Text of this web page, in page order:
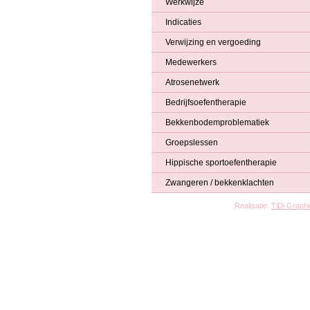
Werkwijze
Indicaties
Verwijzing en vergoeding
Medewerkers
Atrosenetwerk
Bedrijfsoefentherapie
Bekkenbodemproblematiek
Groepslessen
Hippische sportoefentherapie
Zwangeren / bekkenklachten
Realisatie: TiDi